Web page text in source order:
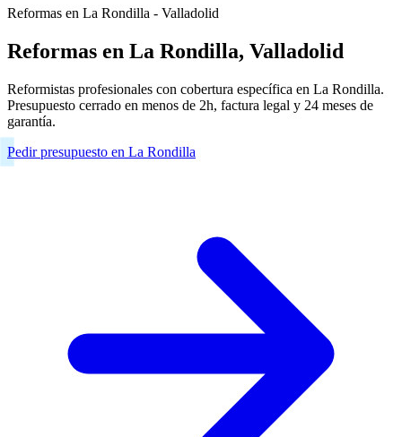
Reformas en La Rondilla - Valladolid
Reformas en La Rondilla, Valladolid
Reformistas profesionales con cobertura específica en La Rondilla.
Presupuesto cerrado en menos de 2h, factura legal y 24 meses de
garantía.
Pedir presupuesto en La Rondilla